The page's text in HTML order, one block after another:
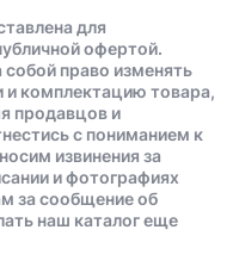
для
офертой.
право изменять
и комплектацию товара,
продавцов и
с пониманием к
извинения за
и фотографиях
за сообщение об
наш каталог еще